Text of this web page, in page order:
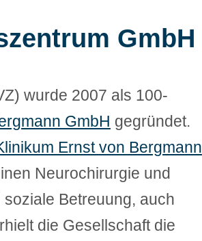
GmbH
wurde 2007 als 100-
GmbH gegründet.
Ernst von Bergmann
Neurochirurgie und
Betreuung, auch
die Gesellschaft die